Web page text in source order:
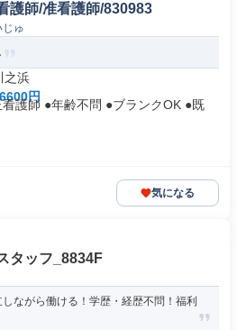
護師/准看護師/830983
ゅ
之浜
円
護師 ●年齢不問 ●ブランクOK ●既
気になる
タッフ_8834F
ながら働ける！学歴・経歴不問！福利